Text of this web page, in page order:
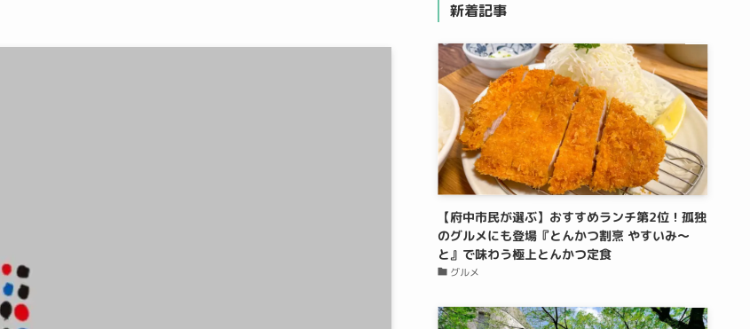
新着記事
【府中市民が選ぶ】おすすめランチ第2位！孤独
のグルメにも登場『とんかつ割烹 やすいみ〜
と』で味わう極上とんかつ定食
グルメ